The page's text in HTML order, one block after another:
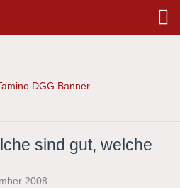
sind gut, welche
2008